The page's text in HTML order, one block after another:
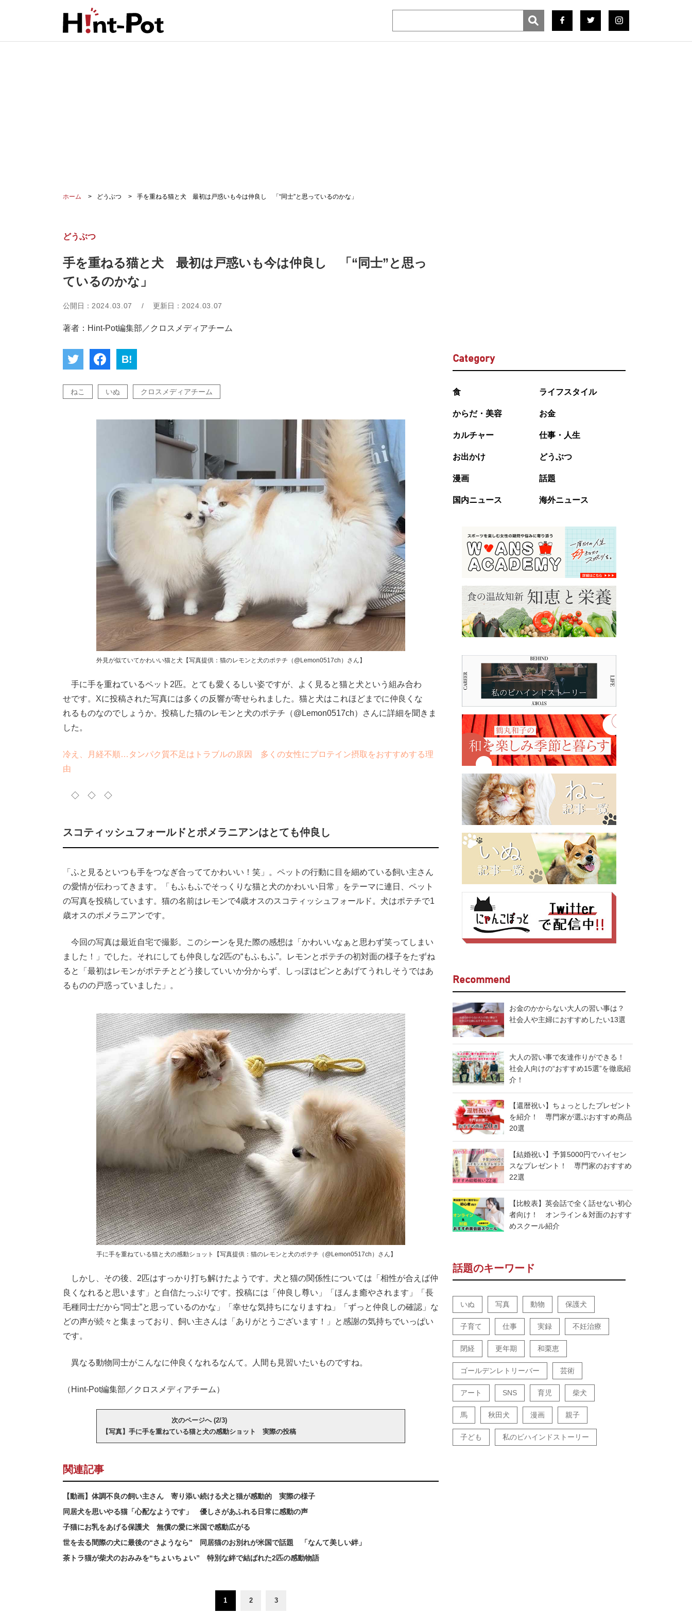
ホーム どうぶつ 手を重ねる猫と犬 最初は戸惑いも今は仲良し 「“同士”と思っているのかな」
どうぶつ
手を重ねる猫と犬 最初は戸惑いも今は仲良し 「“同士”と思っ
ているのかな」
公開日： 2024.03.07 / 更新日： 2024.03.07
著者：Hint-Pot編集部／クロスメディアチーム
B!
ねこ いぬ クロスメディアチーム
外見が似ていてかわいい猫と犬【写真提供：猫のレモンと犬のポテチ（@Lemon0517ch）さん】
手に手を重ねているペット2匹。とても愛くるしい姿ですが、よく見ると猫と犬という組み合わ
せです。Xに投稿された写真には多くの反響が寄せられました。猫と犬はこれほどまでに仲良くな
れるものなのでしょうか。投稿した猫のレモンと犬のポテチ（@Lemon0517ch）さんに詳細を聞きま
した。
冷え、月経不順…タンパク質不足はトラブルの原因 多くの女性にプロテイン摂取をおすすめする理
由
◇ ◇ ◇
スコティッシュフォールドとポメラニアンはとても仲良し
「ふと見るといつも手をつなぎ合っててかわいい！笑」。ペットの行動に目を細めている飼い主さん
の愛情が伝わってきます。「もふもふでそっくりな猫と犬のかわいい日常」をテーマに連日、ペット
の写真を投稿しています。猫の名前はレモンで4歳オスのスコティッシュフォールド。犬はポテチで1
歳オスのポメラニアンです。
今回の写真は最近自宅で撮影。このシーンを見た際の感想は「かわいいなぁと思わず笑ってしまい
ました！」でした。それにしても仲良しな2匹の“もふもふ”。レモンとポテチの初対面の様子をたずね
ると「最初はレモンがポテチとどう接していいか分からず、しっぽはピンとあげてうれしそうではあ
るものの戸惑っていました」。
手に手を重ねている猫と犬の感動ショット【写真提供：猫のレモンと犬のポテチ（@Lemon0517ch）さん】
しかし、その後、2匹はすっかり打ち解けたようです。犬と猫の関係性については「相性が合えば仲
良くなれると思います」と自信たっぷりです。投稿には「仲良し尊い」「ほんま癒やされます」「長
毛種同士だから“同士”と思っているのかな」「幸せな気持ちになりますね」「ずっと仲良しの確認」な
どの声が続々と集まっており、飼い主さんは「ありがとうございます！」と感謝の気持ちでいっぱい
です。
異なる動物同士がこんなに仲良くなれるなんて。人間も見習いたいものですね。
（Hint-Pot編集部／クロスメディアチーム）
次のページへ (2/3)
【写真】手に手を重ねている猫と犬の感動ショット 実際の投稿
関連記事
【動画】体調不良の飼い主さん 寄り添い続ける犬と猫が感動的 実際の様子
同居犬を思いやる猫「心配なようです」 優しさがあふれる日常に感動の声
子猫にお乳をあげる保護犬 無償の愛に米国で感動広がる
世を去る間際の犬に最後の“さようなら” 同居猫のお別れが米国で話題 「なんて美しい絆」
茶トラ猫が柴犬のおみみを“ちょいちょい” 特別な絆で結ばれた2匹の感動物語
1 2 3
Category
食 ライフスタイル
からだ・美容 お金
カルチャー 仕事・人生
お出かけ どうぶつ
漫画 話題
国内ニュース 海外ニュース
Recommend
お金のかからない大人の習い事は？
社会人や主婦におすすめしたい13選
大人の習い事で友達作りができる！
社会人向けの“おすすめ15選”を徹底紹
介！
【還暦祝い】ちょっとしたプレゼント
を紹介！ 専門家が選ぶおすすめ商品
20選
【結婚祝い】予算5000円でハイセン
スなプレゼント！ 専門家のおすすめ
22選
【比較表】英会話で全く話せない初心
者向け！ オンライン＆対面のおすす
めスクール紹介
話題のキーワード
いぬ 写真 動物 保護犬
子育て 仕事 実録 不妊治療
閉経 更年期 和栗恵
ゴールデンレトリーバー 芸術
アート SNS 育児 柴犬
馬 秋田犬 漫画 親子
子ども 私のビハインドストーリー